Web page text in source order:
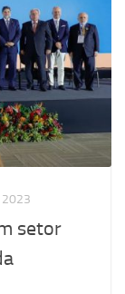
2023
setor